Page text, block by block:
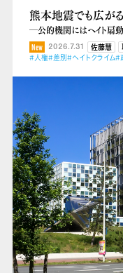
熊本地震でも広が
―公的機関にはヘイト扇
2026.7.31 佐藤慧
#人権#差別#ヘイトクライム#